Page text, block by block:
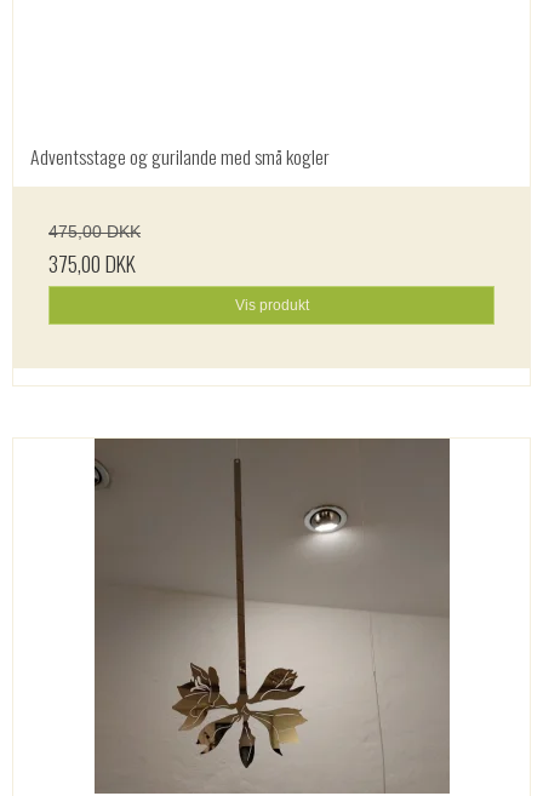
Adventsstage og gurilande med små kogler
475,00 DKK
375,00 DKK
Vis produkt